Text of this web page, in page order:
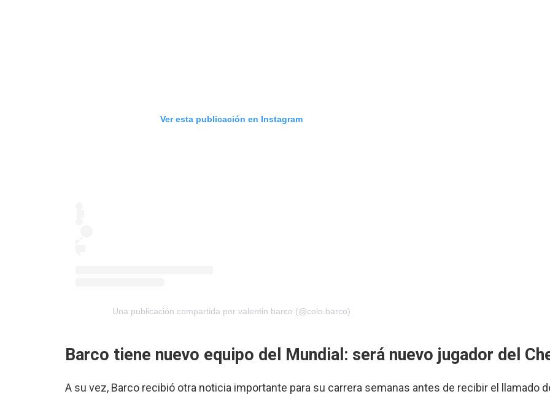
Ver esta publicación en Instagram
Una publicación compartida por valentin barco (@colo.barco)
Barco tiene nuevo equipo del Mundial: será nuevo jugador del
A su vez, Barco recibió otra noticia importante para su carrera semanas antes de recibir el llamado